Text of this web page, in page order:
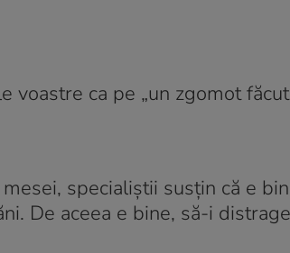
ca pe „un zgomot
specialiștii susțin că e
De aceea e bine, să-i